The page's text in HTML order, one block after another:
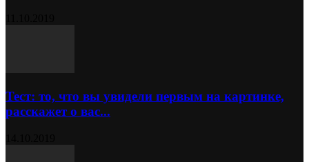
Тест: то, что вы увидели первым на картинке,
расскажет о вас...